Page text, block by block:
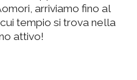
arriviamo fino al
tempio si trova nella
attivo!